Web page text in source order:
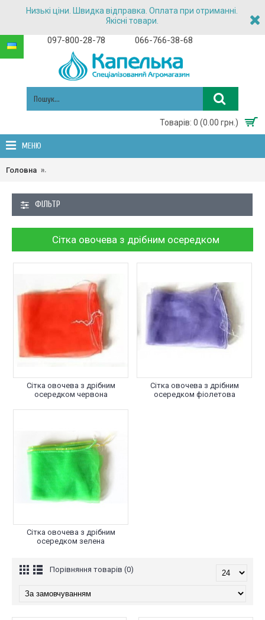
Низькі ціни. Швидка відправка. Оплата при отриманні.
Якісні товари.
097-800-28-78 066-766-38-68
Товарів: 0 (0.00 грн.)
МЕНЮ
Головна
ФІЛЬТР
Сітка овочева з дрібним осередком
Сітка овочева з дрібним
осередком червона
Сітка овочева з дрібним
осередком фіолетова
Сітка овочева з дрібним
осередком зелена
Порівняння товарів (0)